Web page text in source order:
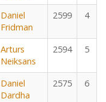
Daniel
Fridman
2599 4
Arturs
Neiksans
2594 5
Daniel
Dardha
2575 6